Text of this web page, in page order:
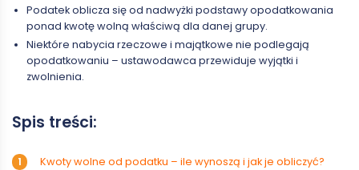
Podatek oblicza się od nadwyżki podstawy opodatkowania
ponad kwotę wolną właściwą dla danej grupy.
Niektóre nabycia rzeczowe i majątkowe nie podlegają
opodatkowaniu – ustawodawca przewiduje wyjątki i
zwolnienia.
Spis treści:
Kwoty wolne od podatku – ile wynoszą i jak je obliczyć?